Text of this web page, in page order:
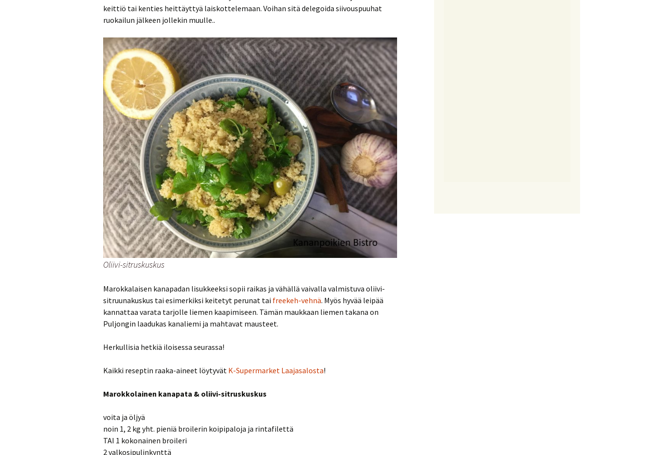
keittiö tai kenties heittäyttyä laiskottelemaan. Voihan sitä delegoida siivouspuuhat
ruokailun jälkeen jollekin muulle..
Oliivi-sitruskuskus
Marokkalaisen kanapadan lisukkeeksi sopii raikas ja vähällä vaivalla valmistuva oliivi-
sitruunakuskus tai esimerkiksi keitetyt perunat tai freekeh-vehnä. Myös hyvää leipää
kannattaa varata tarjolle liemen kaapimiseen. Tämän maukkaan liemen takana on
Puljongin laadukas kanaliemi ja mahtavat mausteet.
Herkullisia hetkiä iloisessa seurassa!
Kaikki reseptin raaka-aineet löytyvät K-Supermarket Laajasalosta!
Marokkolainen kanapata & oliivi-sitruskuskus
voita ja öljyä
noin 1, 2 kg yht. pieniä broilerin koipipaloja ja rintafilettä
TAI 1 kokonainen broileri
2 valkosipulinkynttä